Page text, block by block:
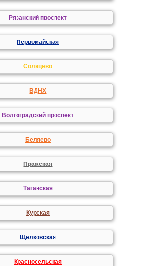
Рязанский проспект
Первомайская
Солнцево
ВДНХ
Волгоградский проспект
Беляево
Пражская
Таганская
Курская
Щелковская
Красносельская